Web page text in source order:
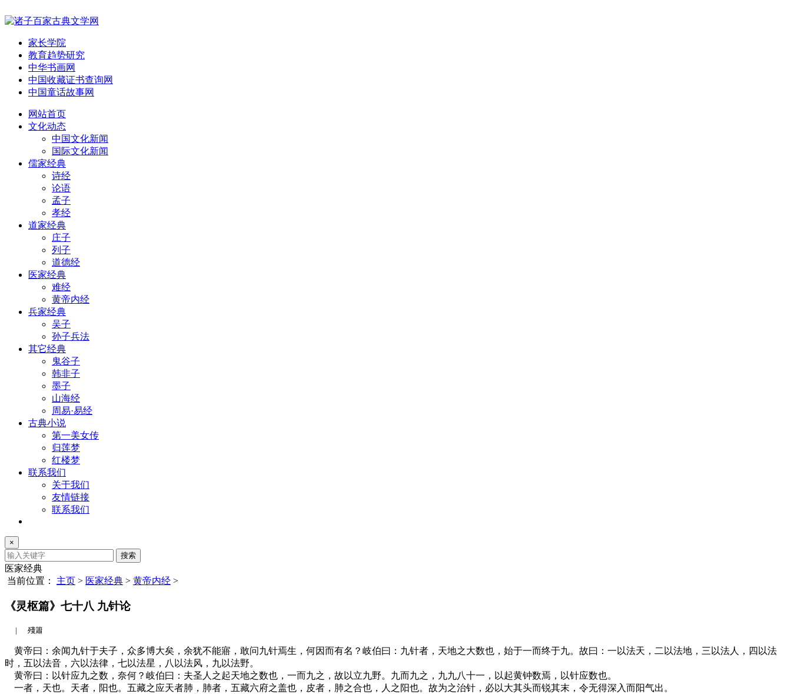
家长学院
教育趋势研究
中华书画网
中国收藏证书查询网
中国童话故事网
网站首页
文化动态
中国文化新闻
国际文化新闻
儒家经典
诗经
论语
孟子
孝经
道家经典
庄子
列子
道德经
医家经典
难经
黄帝内经
兵家经典
吴子
孙子兵法
其它经典
鬼谷子
韩非子
墨子
山海经
周易·易经
古典小说
第一美女传
归莲梦
红楼梦
联系我们
关于我们
友情链接
联系我们
×
搜索
医家经典
当前位置： 主页 > 医家经典 > 黄帝内经 >
《灵枢篇》七十八 九针论
| 殘簫
黄帝曰：余闻九针于夫子，众多博大矣，余犹不能寤，敢问九针焉生，何因而有名？岐伯曰：九针者，天地之大数也，始于一而终于九。故曰：一以法天，二以法地，三以法人，四以法
时，五以法音，六以法律，七以法星，八以法风，九以法野。
黄帝曰：以针应九之数，奈何？岐伯曰：夫圣人之起天地之数也，一而九之，故以立九野。九而九之，九九八十一，以起黄钟数焉，以针应数也。
一者，天也。天者，阳也。五藏之应天者肺，肺者，五藏六府之盖也，皮者，肺之合也，人之阳也。故为之治针，必以大其头而锐其末，令无得深入而阳气出。